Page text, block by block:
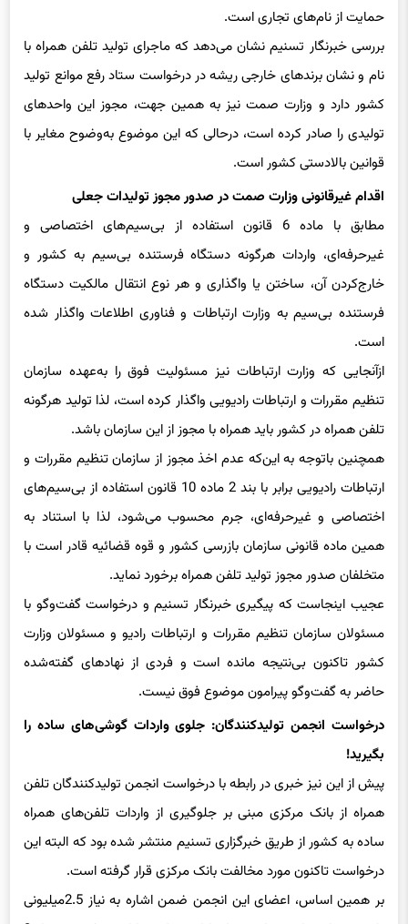
حمایت از نام‌های تجاری است.
بررسی خبرنگار تسنیم نشان می‌دهد که ماجرای تولید تلفن همراه با
نام و نشان برندهای خارجی ریشه در درخواست ستاد رفع موانع تولید
کشور دارد و وزارت صمت نیز به همین جهت، مجوز این واحدهای
تولیدی را صادر کرده است، درحالی که این موضوع به‌وضوح مغایر با
قوانین بالادستی کشور است.
اقدام غیرقانونی وزارت صمت در صدور مجوز تولیدات جعلی
مطابق با ماده 6 قانون استفاده از بی‌سیم‌های اختصاصی و
غیرحرفه‌ای، واردات هرگونه دستگاه فرستنده بی‌سیم به کشور و
خارج‌کردن آن، ساختن یا واگذاری و هر نوع انتقال مالکیت دستگاه
فرستنده بی‌سیم به وزارت ارتباطات و فناوری اطلاعات واگذار شده
است.
ازآنجایی که وزارت ارتباطات نیز مسئولیت فوق را به‌عهده سازمان
تنظیم مقررات و ارتباطات رادیویی واگذار کرده است، لذا تولید هرگونه
تلفن همراه در کشور باید همراه با مجوز از این سازمان باشد.
همچنین باتوجه به این‌که عدم اخذ مجوز از سازمان تنظیم مقررات و
ارتباطات رادیویی برابر با بند 2 ماده 10 قانون استفاده از بی‌سیم‌های
اختصاصی و غیرحرفه‌ای، جرم محسوب می‌شود، لذا با استناد به
همین ماده قانونی سازمان بازرسی کشور و قوه قضائیه قادر است با
متخلفان صدور مجوز تولید تلفن همراه برخورد نماید.
عجیب اینجاست که پیگیری خبرنگار تسنیم و درخواست گفت‌وگو با
مسئولان سازمان تنظیم مقررات و ارتباطات رادیو و مسئولان وزارت
کشور تاکنون بی‌نتیجه مانده است و فردی از نهادهای گفته‌شده
حاضر به گفت‌وگو پیرامون موضوع فوق نیست.
درخواست انجمن تولیدکنندگان: جلوی واردات گوشی‌های ساده را
بگیرید!
پیش‌ از این نیز خبری در رابطه‌ با درخواست انجمن تولیدکنندگان تلفن
همراه از بانک مرکزی مبنی بر جلوگیری از واردات تلفن‌های همراه
ساده به کشور از طریق خبرگزاری تسنیم منتشر شده بود که البته این
درخواست تاکنون مورد مخالفت بانک مرکزی قرار گرفته است.
بر همین اساس، اعضای این انجمن ضمن اشاره به نیاز 2.5میلیونی